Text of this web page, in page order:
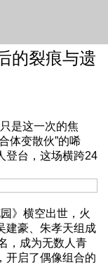
的裂痕与遗
是这一次的焦
体变散伙”的唏
登台，这场横跨24
》横空出世，火
建豪、朱孝天组成
，成为无数人青
开启了偶像组合的